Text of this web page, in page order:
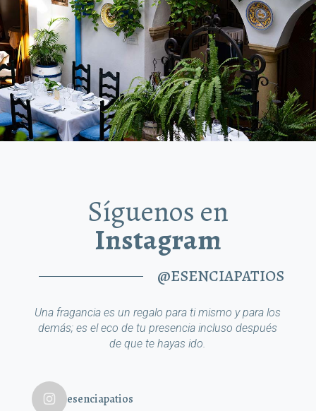
Síguenos en
Instagram
@ESENCIAPATIOS
Una fragancia es un regalo para ti mismo y para los
demás; es el eco de tu presencia incluso después
de que te hayas ido.
esenciapatios